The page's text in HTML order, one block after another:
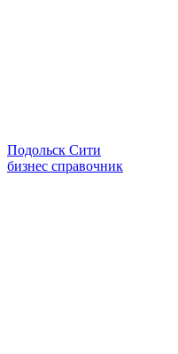
Подольск Сити
бизнес справочник